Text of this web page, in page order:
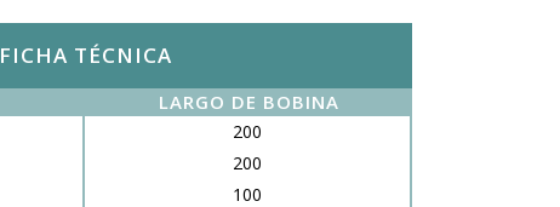
FICHA TÉCNICA
LARGO DE BOBINA
200
200
100